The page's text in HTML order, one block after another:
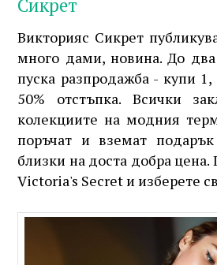
Сикрет
Викторияс Сикрет
много дами, новина. До
пуска разпродажба - купи
50% отстъпка. Всички
колекциите на модния
поръчат и вземат
близки на доста добра цена.
Victoria's Secret и изберете